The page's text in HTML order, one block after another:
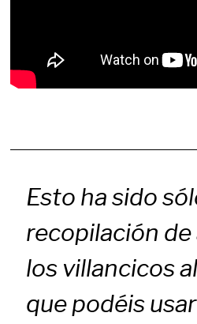
Esto ha sido
recopilación
los villancicos
que podéis